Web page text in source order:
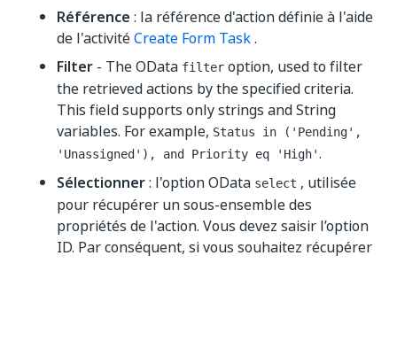
Référence : la référence d'action définie à l'aide
de l'activitéCreate Form Task.
Filter - The OData filter option, used to filter
the retrieved actions by the specified criteria.
This field supports only strings and String
variables. For example, Status in ('Pending',
'Unassigned'), and Priority eq 'High'.
Sélectionner: l'option OData select , utilisée
pour récupérer un sous-ensemble des
propriétés de l'action. Vous devez saisir l’option
ID. Par conséquent, si vous souhaitez récupérer